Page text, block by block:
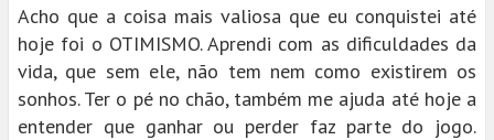
Acho que a coisa mais valiosa que eu conquistei até
hoje foi o OTIMISMO. Aprendi com as dificuldades da
vida, que sem ele, não tem nem como existirem os
sonhos. Ter o pé no chão, também me ajuda até hoje a
entender que ganhar ou perder faz parte do jogo.